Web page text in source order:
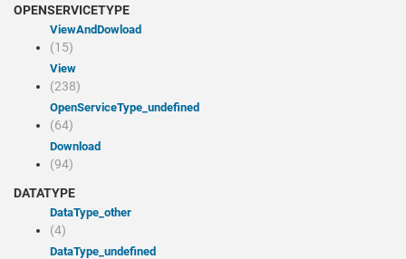
OPENSERVICETYPE
viewAndDowload
(15)
view
(238)
openServiceType_undefined
(64)
Download
(94)
DATATYPE
dataType_other
(4)
dataType_undefined